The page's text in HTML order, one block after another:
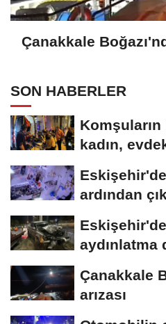
Çanakkale
SON HABERLER
Komşuların
kadın,
Eskişehir'de
ardından
aydınlatma
Çanakkale
arızası